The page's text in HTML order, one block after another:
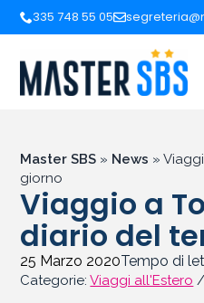
335 748 55 05
Master SBS » News »
giorno
Viaggio a
diario del
25 Marzo 2020Tempo di
Categorie:Viaggi all'Estero